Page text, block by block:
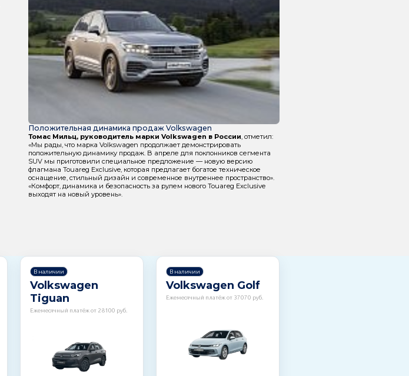
Положительная динамика продаж Volkswagen
Томас Мильц, руководитель марки Volkswagen в России , отметил:
«Мы рады, что марка Volkswagen продолжает демонстрировать
положительную динамику продаж. В апреле для поклонников сегмента
SUV мы приготовили специальное предложение — новую версию
флагмана Touareg Exclusive, которая предлагает богатое техническое
оснащение, стильный дизайн и современное внутреннее пространство».
«Комфорт, динамика и безопасность за рулем нового Touareg Exclusive
выходят на новый уровень».
В наличии
Volkswagen
Tiguan
Ежемесячный платёж от 28100 руб.
В наличии
Volkswagen Golf
Ежемесячный платёж от 37070 руб.